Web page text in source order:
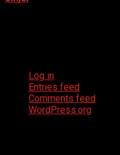
Log in
Entries feed
Comments feed
WordPress.org